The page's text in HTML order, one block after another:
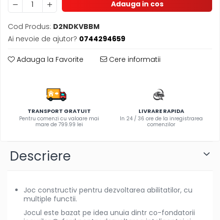
Olite si reductoare WC
Ulei de corp copii
Tampoane pentru San
Ateliere si bancuri de lucru
Bucatarii copii
Cuburi si caramizi
jucarie
Figurine
Frumusete, bijuterii si accesorii
Adauga in cos
Cod Produs: D2NDKVBBM
Ai nevoie de ajutor? 0744294659
Adauga la Favorite Cere informatii
TRANSPORT GRATUIT
Pentru comenzi cu valoare mai
mare de 799.99 lei
LIVRARE RAPIDA
In 24 / 36 ore de la inregistrarea
comenzilor
Descriere
Joc constructiv pentru dezvoltarea abilitatilor, cu
multiple functii.
Jocul este bazat pe idea unuia dintr co-fondatorii